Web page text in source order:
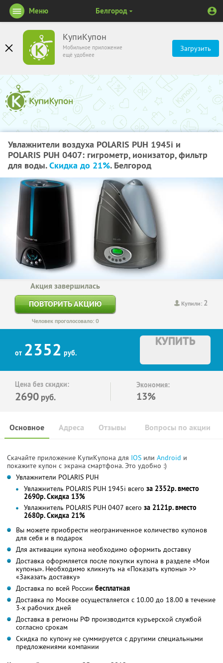
КупиКупон
Мобильное приложение
ещё удобнее
Загрузить
Меню Белгород
Увлажнители воздуха POLARIS PUH 1945i и
POLARIS PUH 0407: гигрометр, ионизатор, фильтр
для воды.Скидка до 21%. Белгород
Купили: 2
Акция завершилась
ПОВТОРИТЬ АКЦИЮ
Человек проголосовало: 0
от 2352 руб.
КУПИТЬ
Цена без скидки:
2690 руб.
Экономия:
13%
Основное Отзывы Вопросы по акции
Адреса
Скачайте приложение КупиКупона для IOS или Android и
покажите купон с экрана смартфона. Это удобно :)
Увлажнители POLARIS PUH
Увлажнитель POLARIS PUH 1945i всего за 2352р. вместо
2690р. Скидка 13%
Увлажнитель POLARIS PUH 0407 всего за 2121р. вместо
2680р. Скидка 21%
Вы можете приобрести неограниченное количество купонов
для себя и в подарок
Для активации купона необходимо оформить доставку
Доставка оформляется после покупки купона в разделе «Мои
купоны». Необходимо кликнуть на «Показать купоны» >>
«Заказать доставку»
Доставка по всей России бесплатная
Доставка по Москве осуществляется с 10.00 до 18.00 в течение
3-х рабочих дней
Доставка в регионы РФ производится курьерской службой
согласно срокам
Скидка по купону не суммируется с другими специальными
предложениями компании